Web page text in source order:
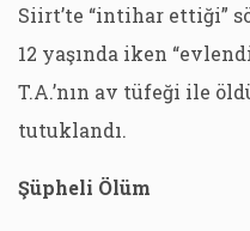
Siirt’te “intihar ettiği”
12 yaşında iken
T.A.’nın av tüfeği ile
tutuklandı.
Şüpheli Ölüm